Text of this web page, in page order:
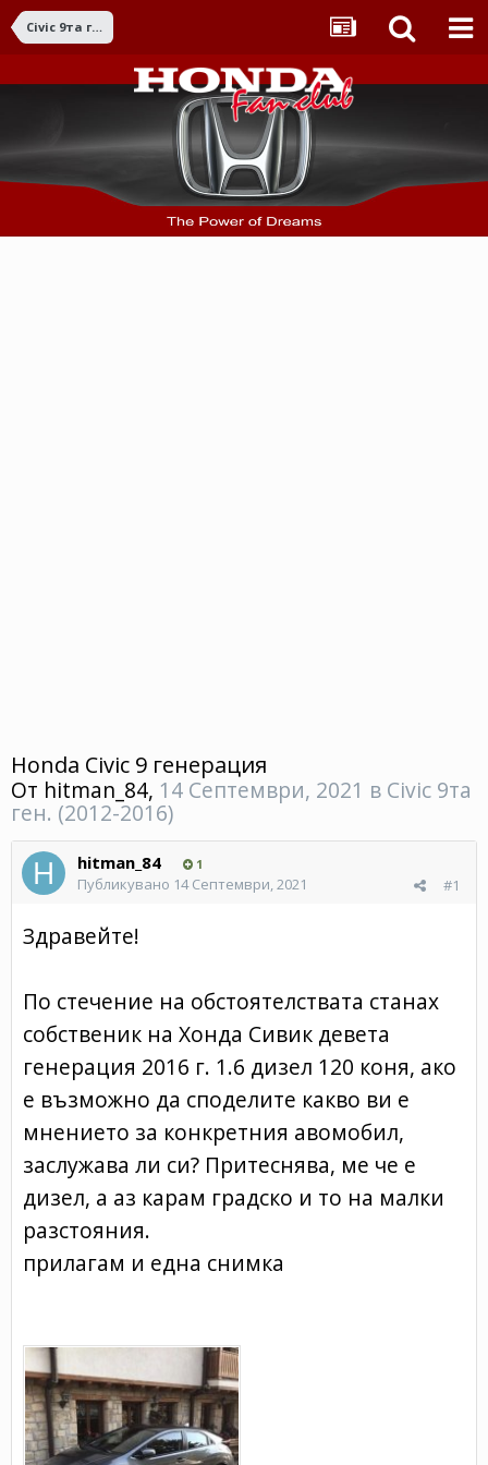
Civic 9та ген. (2012-2016)
Honda Civic 9 генерация
От hitman_84, 14 Септември, 2021 в Civic 9та
ген. (2012-2016)
hitman_84 1
#1
Публикувано 14 Септември, 2021
Здравейте!
По стечение на обстоятелствата станах
собственик на Хонда Сивик девета
генерация 2016 г. 1.6 дизел 120 коня, ако
е възможно да споделите какво ви е
мнението за конкретния авомобил,
заслужава ли си? Притеснява, ме че е
дизел, а аз карам градско и то на малки
разстояния.
прилагам и една снимка